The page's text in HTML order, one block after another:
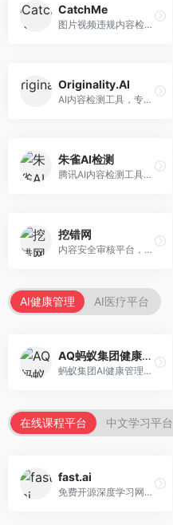
CatchMe
图片视频违规内容检测平台，专注于视觉内容安全。面向内容平台，提供图片审核、视频审核、直播监控等服务，视觉检测专业。
Originality.AI
AI内容检测工具，专注于内容原创性验证。面向内容创作者和出版商，提供AI检测、抄袭检测、批量分析等服务，检测精度高。
朱雀AI检测
腾讯AI内容检测工具，专注于中文内容识别。面向中文用户，提供AI内容检测、文本分析、报告生成等服务，中文检测专业。
挖错网
内容安全审核平台，专注于违规内容检测。面向企业和平台，提供内容审核、敏感词检测、风险预警等服务，安全审核专业。
AI健康管理 AI医疗平台
AQ蚂蚁集团健康管家
蚂蚁集团AI健康管理服务，专注于个人健康监测。面向个人用户，提供健康评估、慢病管理、健康建议等服务，健康管理便捷。
在线课程平台 中文学习平台
fast.ai
免费开源深度学习网站，专注于实用AI教学。面向开发者，提供免费深度学习课程、实战项目、代码库等资源，学习门槛低。